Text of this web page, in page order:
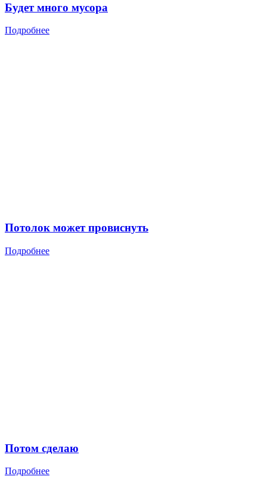
Будет много мусора
Подробнее
Потолок может провиснуть
Подробнее
Потом сделаю
Подробнее